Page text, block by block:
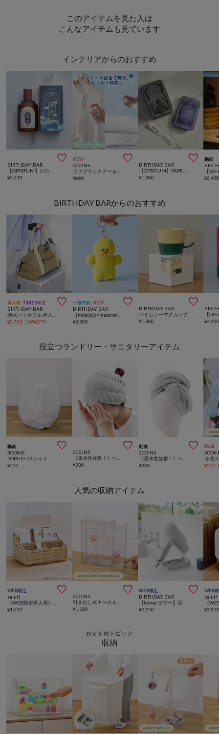
このアイテムを見た人は
こんなアイテムも見ています
インテリアからのおすすめ

BIRTHDAY BAR
¥3,410
NEW 
3COINS
¥660

BIRTHDAY BAR
【OPTATUM】PAPER INCENSE 紙香
¥1,980
動画
¥
BIRTHDAY BARからのおすすめ
再入荷 TIME SALE 
BIRTHDAY BAR
¥3,762 (10%OFF)
一部予約 NEW 
BIRTHDAY BAR
¥3,300

BIRTHDAY BAR
バイカラーマグカップ
¥1,980 ¥
役立つランドリー・サニタリーアイテム
動画 
3COINS
POPUPバスケット
¥550

3COINS
《吸水性抜群！》ヘアドライバンド
¥330
動画 
3COINS
《吸水性抜群！》ヘアドライキャップ
¥330
SALE
¥550
人気の収納アイテム
WEB限定 
salut!
¥1,650

3COINS
¥1,100
WEB限定 
BIRTHDAY BAR
¥2,750
WEB
salut!
¥
おすすめトピック
収納